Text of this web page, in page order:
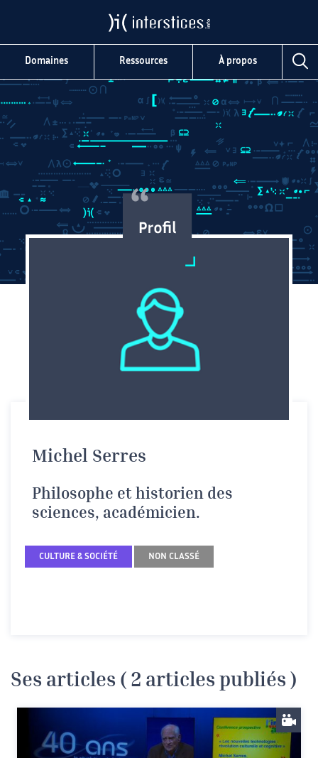
Domaines Ressources À propos
Michel Serres
Philosophe et historien des
sciences, académicien.
CULTURE & SOCIÉTÉ NON CLASSÉ
Ses articles ( 2 articles publiés )